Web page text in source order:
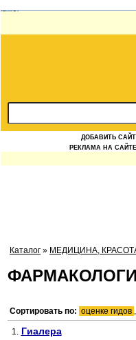
ДОБАВИТЬ САЙТ
РЕКЛАМА НА САЙТЕ
Каталог » МЕДИЦИНА,
Сортировать по: оценке гидов ,
1. Гиалера